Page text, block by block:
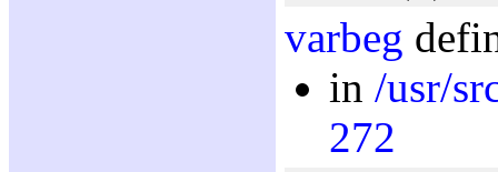
varbeg
in /usr/
272